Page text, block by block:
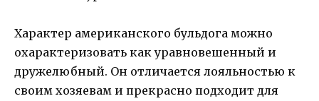
Характер американского бульдога можно
охарактеризовать как уравновешенный и
дружелюбный. Он отличается лояльностью к
своим хозяевам и прекрасно подходит для